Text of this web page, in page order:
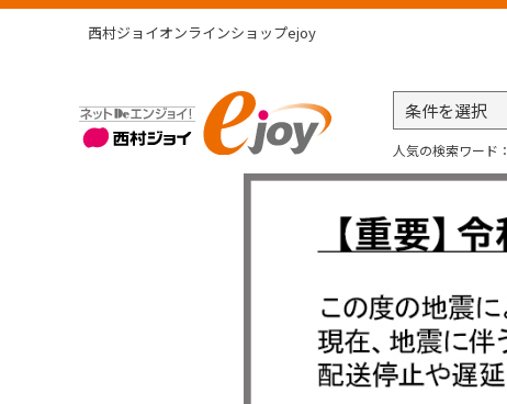
西村ジョイオンラインショップejoy
検索
人気の検索ワード：